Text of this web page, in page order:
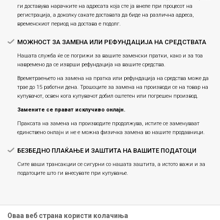
ги доставува нарачките на адресата која сте ја внеле при процесот на
регистрација, а доколку сакате доставата да биде на различна адреса,
временскиот период на достава е подолг.
МОЖНОСТ ЗА ЗАМЕНА ИЛИ РЕФУНДАЦИЈА НА СРЕДСТВАТА
Нашата служба ќе се погрижи за вашите заменски пратки, како и за тоа
навремено да се изврши рефундација на вашите средства.
Времетраењето на замена на пратка или рефундацијa на средства може да
трае до 15 работни дена. Трошоците за замена на производи се на товар на
купувачот, освен кога купувачот добил оштетен или погрешен производ.
Замените се прават исклучиво онлајн.
Праксата на замена на производите продолжува, истите се заменуваат
единствено онлајн и не е можна физичка замена во нашите продавници.
БЕЗБЕДНО ПЛАЌАЊЕ И ЗАШТИТА НА ВАШИТЕ ПОДАТОЦИ
Сите ваши трансакции се сигурни со нашата заштита, а истото важи и за
податоците што ги внесувате при купување.
Оваа веб страна користи колачиња